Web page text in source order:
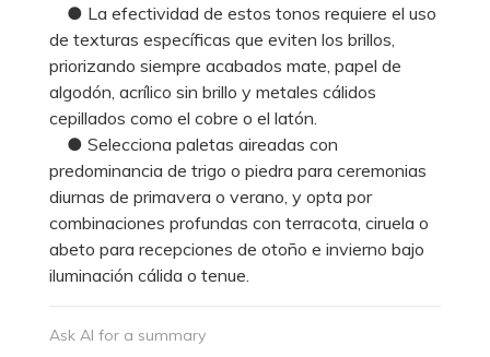
● La efectividad de estos tonos requiere el uso
de texturas específicas que eviten los brillos,
priorizando siempre acabados mate, papel de
algodón, acrílico sin brillo y metales cálidos
cepillados como el cobre o el latón.
● Selecciona paletas aireadas con
predominancia de trigo o piedra para ceremonias
diurnas de primavera o verano, y opta por
combinaciones profundas con terracota, ciruela o
abeto para recepciones de otoño e invierno bajo
iluminación cálida o tenue.
Ask AI for a summary